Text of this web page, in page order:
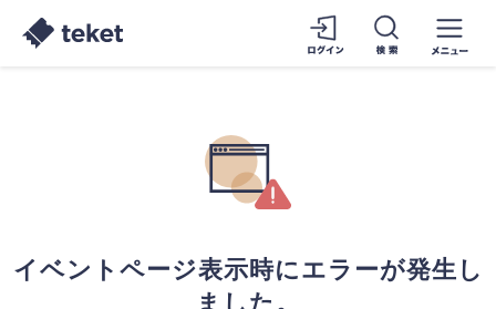
イベントページ表示時にエラーが発生し
ました。